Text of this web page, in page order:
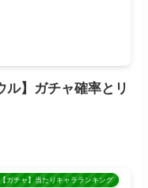
ル】ガチャ確率とリ
ガチャ】当たりキャラランキング